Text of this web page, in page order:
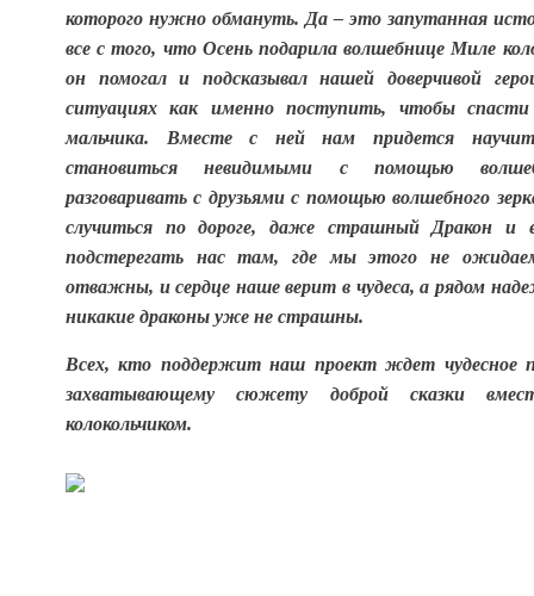
которого нужно обмануть. Да – это запутанная
все с того, что Осень подарила волшебнице Миле
он помогал и подсказывал нашей доверчивой
ситуациях как именно поступить, чтобы спасти
мальчика. Вместе с ней нам придется
становиться невидимыми с помощью
разговаривать с друзьями с помощью волшебного
случиться по дороге, даже страшный Дракон и
подстерегать нас там, где мы этого не
отважны, и сердце наше верит в чудеса, а рядом
никакие драконы уже не страшны.
Всех, кто поддержит наш проект ждет чудесное
захватывающему сюжету доброй сказки
колокольчиком.